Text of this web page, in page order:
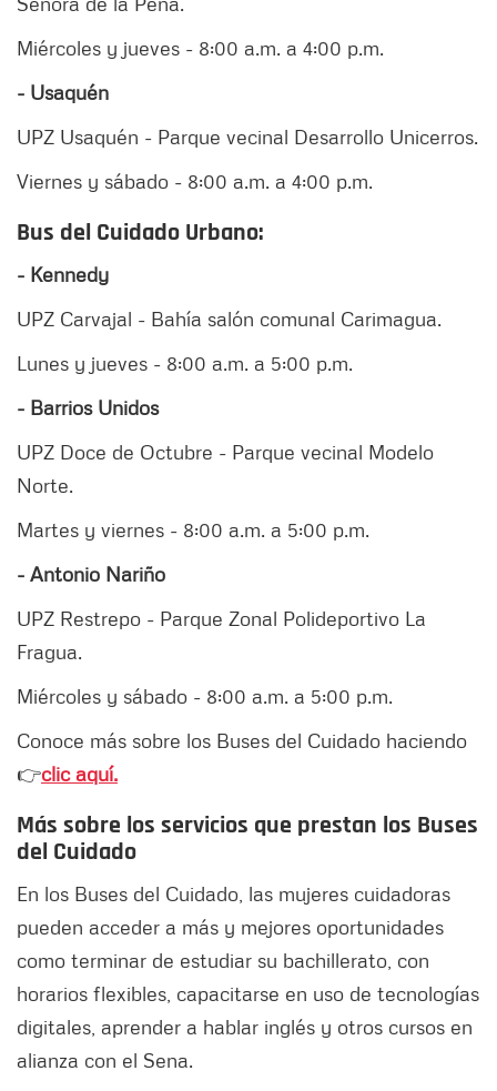
Miércoles y jueves - 8:00 a.m. a 4:00 p.m.
- Usaquén
UPZ Usaquén - Parque vecinal Desarrollo Unicerros.
Viernes y sábado - 8:00 a.m. a 4:00 p.m.
Bus del Cuidado Urbano:
- Kennedy
UPZ Carvajal - Bahía salón comunal Carimagua.
Lunes y jueves - 8:00 a.m. a 5:00 p.m.
- Barrios Unidos
UPZ Doce de Octubre - Parque vecinal Modelo
Norte.
Martes y viernes - 8:00 a.m. a 5:00 p.m.
- Antonio Nariño
UPZ Restrepo - Parque Zonal Polideportivo La
Fragua.
Miércoles y sábado - 8:00 a.m. a 5:00 p.m.
Conoce más sobre los Buses del Cuidado haciendo
👉clic aquí.
Más sobre los servicios que prestan los Buses
del Cuidado
En los Buses del Cuidado, las mujeres cuidadoras
pueden acceder a más y mejores oportunidades
como terminar de estudiar su bachillerato, con
horarios flexibles, capacitarse en uso de tecnologías
digitales, aprender a hablar inglés y otros cursos en
alianza con el Sena.